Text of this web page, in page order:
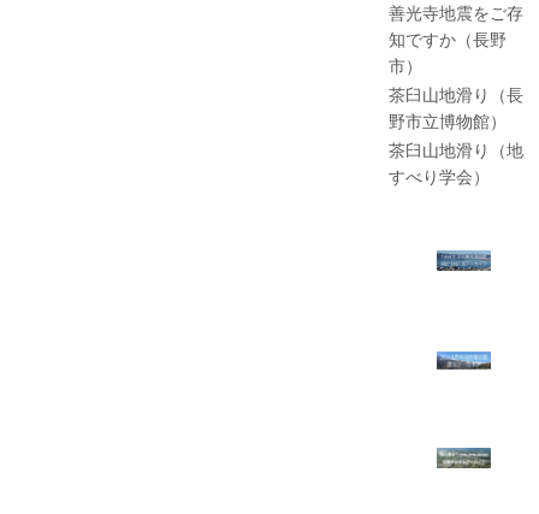
善光寺地震をご存
知ですか（長野
市）
茶臼山地滑り（長
野市立博物館）
茶臼山地滑り（地
すべり学会）